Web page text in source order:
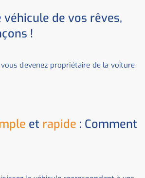
véhicule de vos rêves,
!
devenez propriétaire de la voiture
et rapide : Comment